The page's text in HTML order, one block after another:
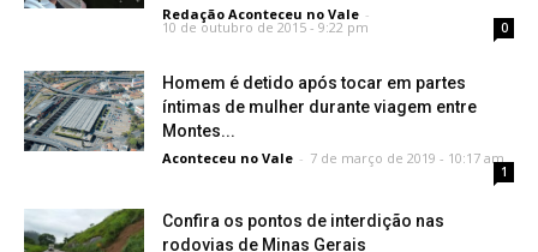
Redação Aconteceu no Vale -
10 de outubro de 2015 - 9:22 pm 0
Homem é detido após tocar em partes
íntimas de mulher durante viagem entre
Montes...
Aconteceu no Vale - 7 de março de 2019 - 10:17 am
1
Confira os pontos de interdição nas
rodovias de Minas Gerais